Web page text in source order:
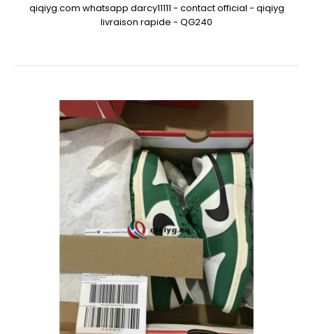
qiqiyg.com whatsapp darcy11111 - contact official - qiqiyg
livraison rapide - QG240